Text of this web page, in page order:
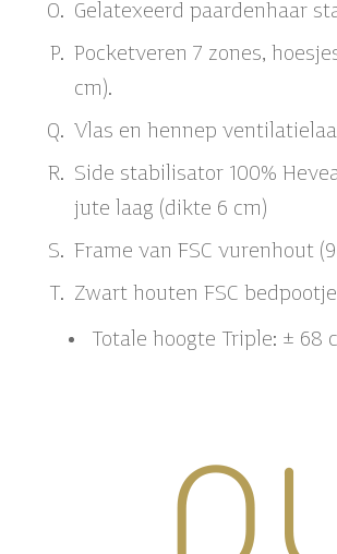
Gelatexeerd paardenhaar
Pocketveren 7 zones,
cm).
Vlas en hennep
Side stabilisator 100%
jute laag (dikte 6 cm)
Frame van FSC vurenhout
Zwart houten FSC
Totale hoogte Triple: ± 68